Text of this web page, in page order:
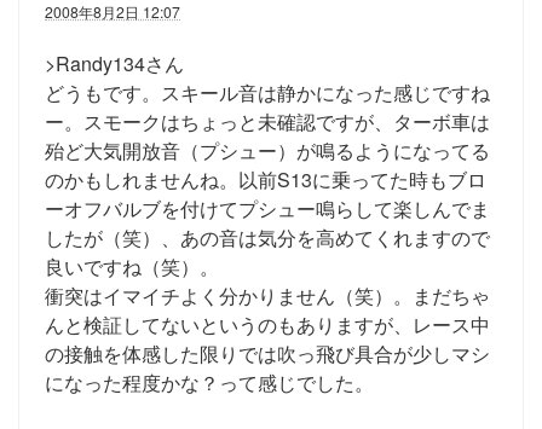
2008年8月2日 12:07
>Randy134さん
どうもです。スキール音は静かになった感じですね
ー。スモークはちょっと未確認ですが、ターボ車は
殆ど大気開放音（プシュー）が鳴るようになってる
のかもしれませんね。以前S13に乗ってた時もブロ
ーオフバルブを付けてプシュー鳴らして楽しんでま
したが（笑）、あの音は気分を高めてくれますので
良いですね（笑）。
衝突はイマイチよく分かりません（笑）。まだちゃ
んと検証してないというのもありますが、レース中
の接触を体感した限りでは吹っ飛び具合が少しマシ
になった程度かな？って感じでした。